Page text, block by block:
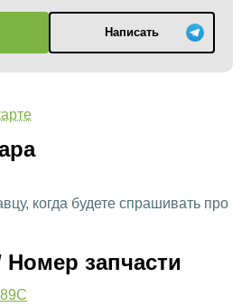
Написать
когда будете спрашивать про
Номер запчасти